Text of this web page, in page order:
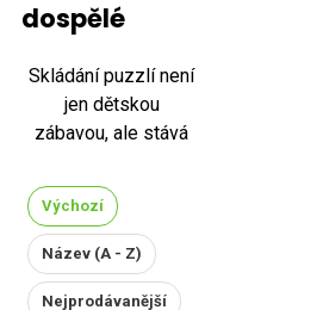
dospělé
Skládání puzzlí není
jen dětskou
zábavou, ale stává
volnočasovou
aktivitou i pro
dospělé. Svědčí o
tom i fakt, že puzzle
jsou součástí loga
Výchozí
Název (A - Z)
Nejprodávanější